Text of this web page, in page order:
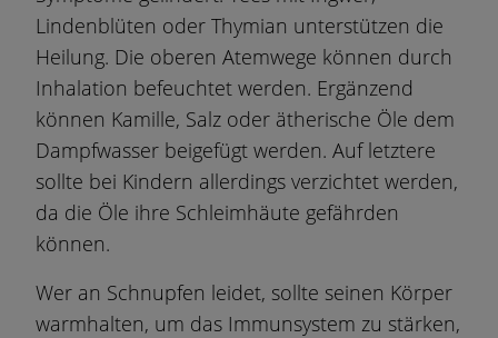
Lindenblüten oder Thymian unterstützen die
Heilung. Die oberen Atemwege können durch
Inhalation befeuchtet werden. Ergänzend
können Kamille, Salz oder ätherische Öle dem
Dampfwasser beigefügt werden. Auf letztere
sollte bei Kindern allerdings verzichtet werden,
da die Öle ihre Schleimhäute gefährden
können.
Wer an Schnupfen leidet, sollte seinen Körper
warmhalten, um das Immunsystem zu stärken,